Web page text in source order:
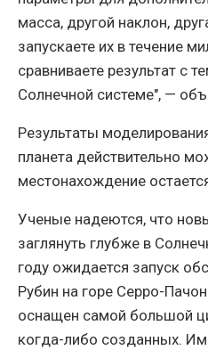
масса, другой наклон,
запускаете их в течение
сравниваете результат с
Солнечной системе", —
Результаты
планета действительно
местонахождение
Ученые надеются, что
заглянуть глубже в
году ожидается запуск
Рубин на горе Серро-
оснащен самой большой
когда-либо созданных.